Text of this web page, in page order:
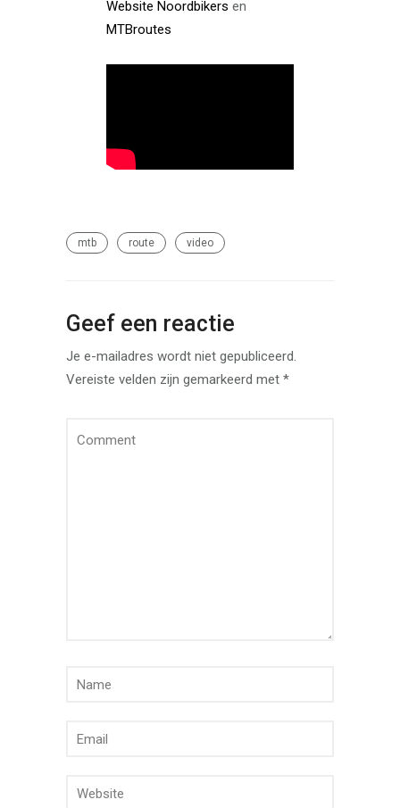
Website Noordbikers en
MTBroutes
mtb route video
Geef een reactie
Je e-mailadres wordt niet gepubliceerd.
Vereiste velden zijn gemarkeerd met *